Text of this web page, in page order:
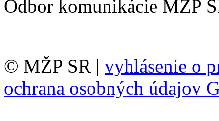
Odbor komunikácie MŽP
© MŽP SR | vyhlásenie o
ochrana osobných údajov